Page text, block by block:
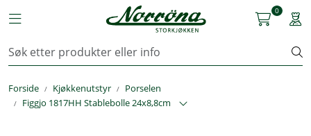
Toggle navigation
0
Forside Kjøkkenutstyr
Porselen
Figgjo 1817HH Stablebolle 24x8,8cm
Kjøkkenutstyr
Storkjøkken